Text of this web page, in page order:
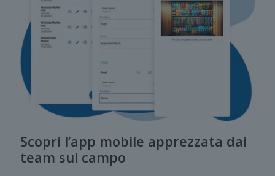
Scopri l’app mobile apprezzata dai
team sul campo